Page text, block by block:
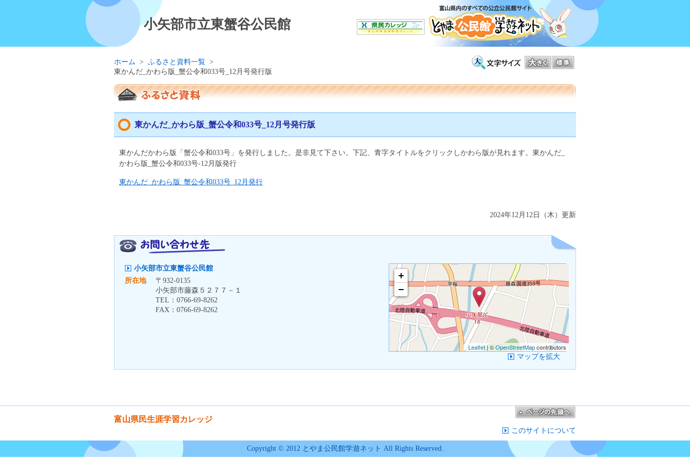
小矢部市立東蟹谷公民館
ホーム > ふるさと資料一覧 >
東かんだ_かわら版_蟹公令和033号_12月号発行版
東かんだ_かわら版_蟹公令和033号_12月号発行版
東かんだかわら版「蟹公令和033号」を発行しました。是非見て下さい。下記、青字タイトルをクリックしかわら版が見れます。東かんだ_
かわら版_蟹公令和033号-12月版発行
東かんだ_かわら版_蟹公令和033号_12月発行
2024年12月12日（木）更新
小矢部市立東蟹谷公民館
所在地
〒 932-0135
小矢部市藤森５２７７－１
TEL： 0766-69-8262
FAX： 0766-69-8262
+
−
Leaflet | ©OpenStreetMapcontributors
マップを拡大
富山県民生涯学習カレッジ
このサイトについて
Copyright © 2012 とやま公民館学遊ネット All Rights Reserved.